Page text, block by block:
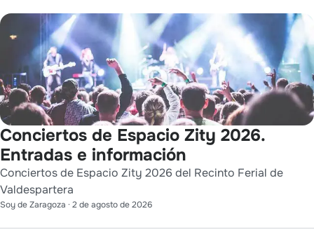
Conciertos de Espacio Zity 2026.
Entradas e información
Conciertos de Espacio Zity 2026 del Recinto Ferial de
Valdespartera
Soy de Zaragoza · 2 de agosto de 2026